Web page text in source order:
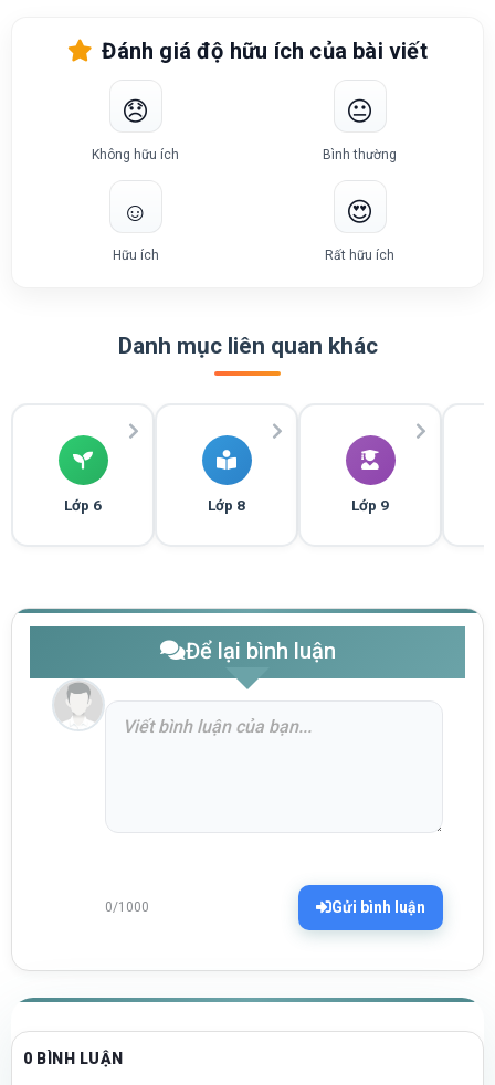
Đánh giá độ hữu ích của bài viết
😞
Không hữu ích
😐
Bình thường
☺️
Hữu ích
😍
Rất hữu ích
Danh mục liên quan khác
Lớp 6 Lớp 8 Lớp 9
Để lại bình luận
0/1000 Gửi bình luận
0 BÌNH LUẬN